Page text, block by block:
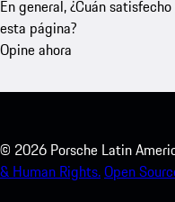
En general, ¿Cuán
esta página?
Opine ahora
© 2026 Porsche Latin
& Human Rights.Open